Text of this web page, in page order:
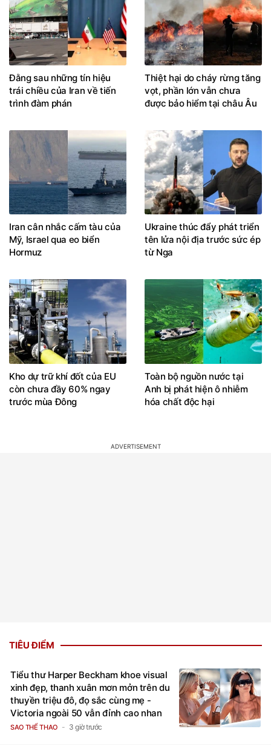
Đằng sau những tín hiệu
trái chiều của Iran về tiến
trình đàm phán
Thiệt hại do cháy rừng tăng
vọt, phần lớn vẫn chưa
được bảo hiểm tại châu Âu
Iran cân nhắc cấm tàu của
Mỹ, Israel qua eo biển
Hormuz
Ukraine thúc đẩy phát triển
tên lửa nội địa trước sức ép
từ Nga
Kho dự trữ khí đốt của EU
còn chưa đầy 60% ngay
trước mùa Đông
Toàn bộ nguồn nước tại
Anh bị phát hiện ô nhiễm
hóa chất độc hại
TIÊU ĐIỂM
Tiểu thư Harper Beckham khoe visual
xinh đẹp, thanh xuân mơn mởn trên du
thuyền triệu đô, đọ sắc cùng mẹ -
Victoria ngoài 50 vẫn đỉnh cao nhan
sắc
SAO THỂ THAO 3 giờ trước